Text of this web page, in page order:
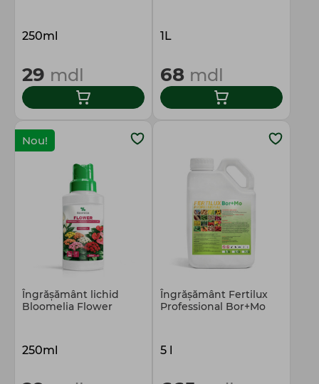
250ml
29 mdl
1L
68 mdl
Nou!
Îngrășământ lichid
Bloomelia Flower
250ml
Îngrășământ Fertilux
Professional Bor+Mo
5 l